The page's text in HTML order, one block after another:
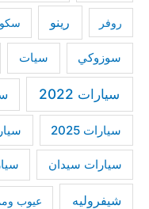
:
روفر رينو
سوزوكي سيات
سيارات 2022
سيارات 2025
سيارات سيدان
شيفروليه عيوب